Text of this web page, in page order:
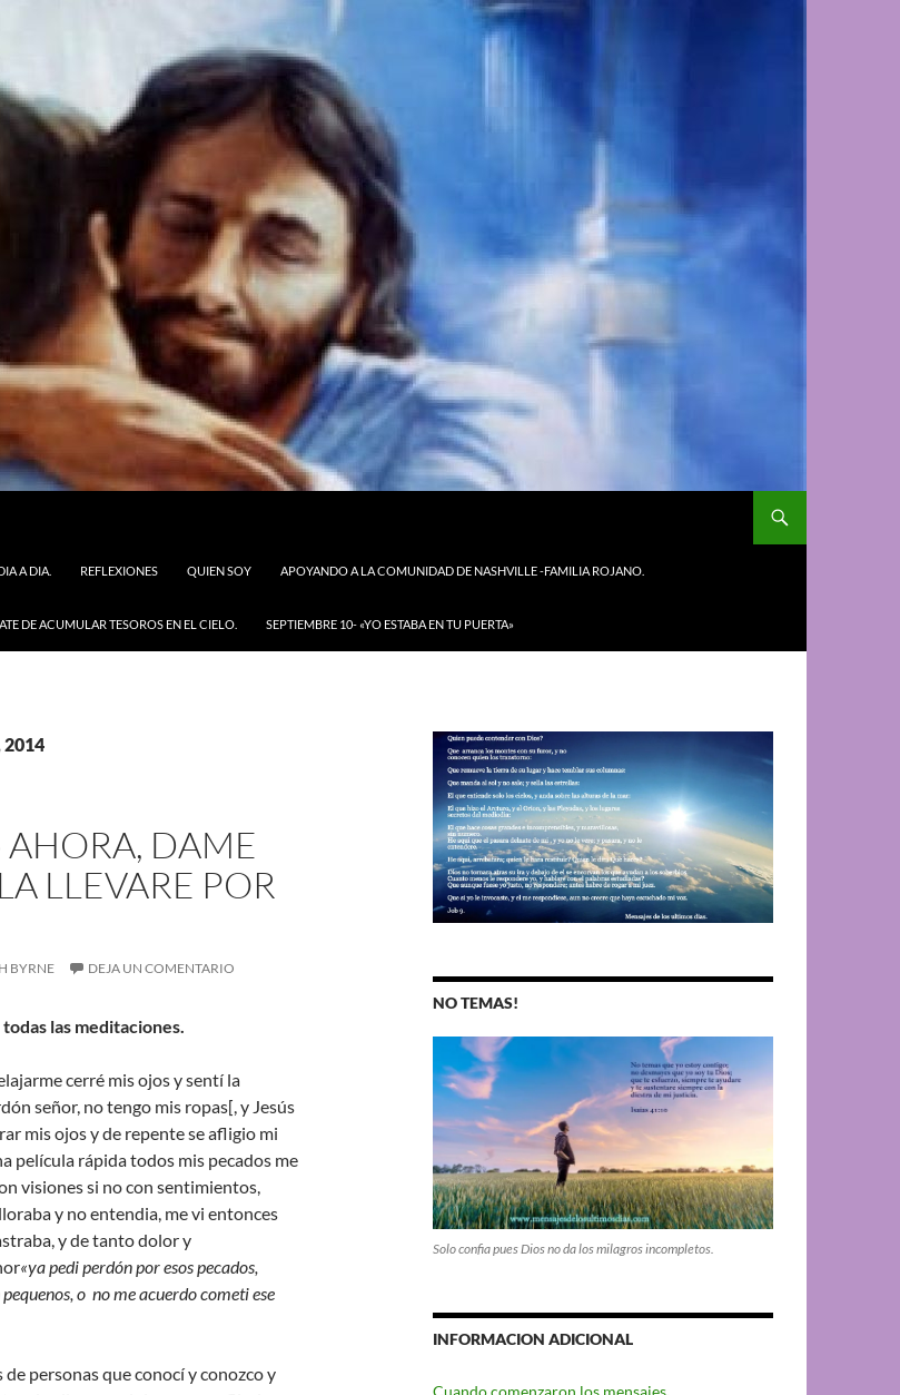
A DIA. REFLEXIONES QUIEN SOY APOYANDO A LA COMUNIDAD DE NASHVILLE -FAMILIA ROJANO.
DE ACUMULAR TESOROS EN EL CIELO. SEPTIEMBRE 10- «YO ESTABA EN TU PUERTA»
2014
DAME
LLEVARE POR
BYRNE DEJA UN COMENTARIO
las meditaciones.
cerré mis ojos y sentí la
señor, no tengo mis ropas[, y Jesús
mis ojos y de repente se afligio mi
película rápida todos mis pecados me
visiones si no con sentimientos,
y no entendia, me vi entonces
y de tanto dolor y
«ya pedi perdón por esos pecados,
o no me acuerdo cometi ese
de personas que conocí y conozco y
NO TEMAS!
Solo confia pues Dios no da los milagros incompletos.
INFORMACION ADICIONAL
Cuando comenzaron los mensajes.